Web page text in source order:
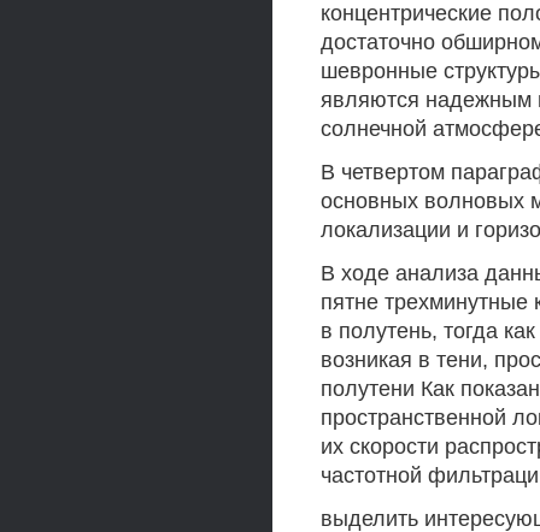
концентрические
достаточно
шевронные
являются надежным
солнечной
В четвертом
основных волновых
локализации и
В ходе анализа
пятне трехминутные
в полутень, тогда
возникая в тени,
полутени Как
пространственной
их скорости
частотной
выделить